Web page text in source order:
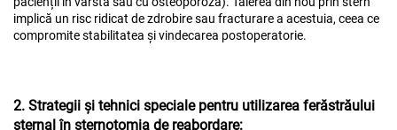
implică un risc ridicat de zdrobire sau fracturare a acestuia, ceea ce
compromite stabilitatea și vindecarea postoperatorie.
2. Strategii și tehnici speciale pentru utilizarea ferăstrăului
sternal în sternotomia de reabordare: